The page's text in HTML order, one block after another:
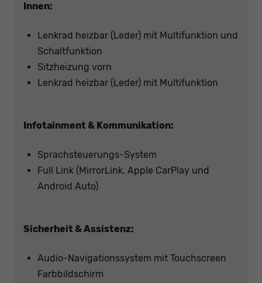
Innen:
Lenkrad heizbar (Leder) mit Multifunktion und
Schaltfunktion
Sitzheizung vorn
Lenkrad heizbar (Leder) mit Multifunktion
Infotainment & Kommunikation:
Sprachsteuerungs-System
Full Link (MirrorLink, Apple CarPlay und
Android Auto)
Sicherheit & Assistenz:
Audio-Navigationssystem mit Touchscreen
Farbbildschirm